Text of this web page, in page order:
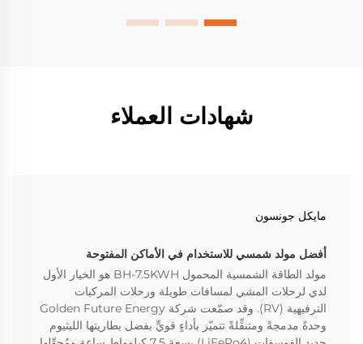
شهادات العملاء
مايكل جونسون
أفضل مولد شمسي للاستخدام في الأماكن المفتوحة
مولد الطاقة الشمسية المحمول BH-7.5KWH هو الخيار الأول
لدي لرحلات المشي لمسافات طويلة ورحلات المركبات
الترفيهية (RV). وقد صمّعت شركة Golden Future Energy
وحدةً مدمجةً ومتنقِّلةً تتميّز بأداءٍ قويٍّ بفضل بطاريتها الليثيوم